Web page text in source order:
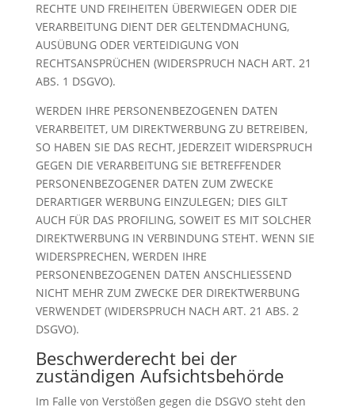
RECHTE UND FREIHEITEN ÜBERWIEGEN ODER DIE
VERARBEITUNG DIENT DER GELTENDMACHUNG,
AUSÜBUNG ODER VERTEIDIGUNG VON
RECHTSANSPRÜCHEN (WIDERSPRUCH NACH ART. 21
ABS. 1 DSGVO).
WERDEN IHRE PERSONENBEZOGENEN DATEN
VERARBEITET, UM DIREKTWERBUNG ZU BETREIBEN,
SO HABEN SIE DAS RECHT, JEDERZEIT WIDERSPRUCH
GEGEN DIE VERARBEITUNG SIE BETREFFENDER
PERSONENBEZOGENER DATEN ZUM ZWECKE
DERARTIGER WERBUNG EINZULEGEN; DIES GILT
AUCH FÜR DAS PROFILING, SOWEIT ES MIT SOLCHER
DIREKTWERBUNG IN VERBINDUNG STEHT. WENN SIE
WIDERSPRECHEN, WERDEN IHRE
PERSONENBEZOGENEN DATEN ANSCHLIESSEND
NICHT MEHR ZUM ZWECKE DER DIREKTWERBUNG
VERWENDET (WIDERSPRUCH NACH ART. 21 ABS. 2
DSGVO).
Beschwerde­recht bei der
zuständigen Aufsichts­behörde
Im Falle von Verstößen gegen die DSGVO steht den